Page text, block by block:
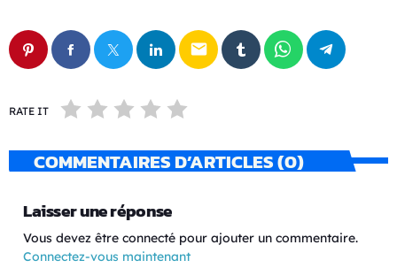
email
RATE IT
COMMENTAIRES D’ARTICLES (0)
Laisser une réponse
Vous devez être connecté pour ajouter un commentaire.
Connectez-vous maintenant